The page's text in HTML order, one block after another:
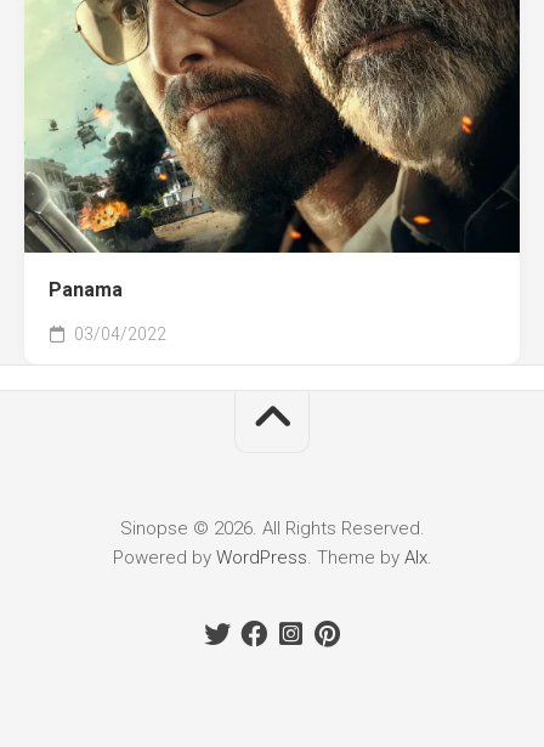
Panama
03/04/2022
Sinopse © 2026. All Rights Reserved.
Powered by WordPress. Theme by Alx.